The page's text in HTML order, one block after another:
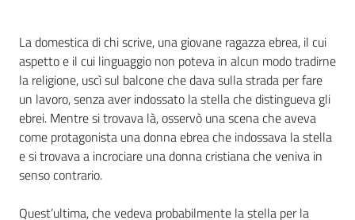
Assemblea
legislativa
Assemblea
Attività
Argomenti
La domestica di chi scrive, una giovane ragazza ebrea, il cui
aspetto e il cui linguaggio non poteva in alcun modo tradirne
la religione, uscì sul balcone che dava sulla strada per fare
un lavoro, senza aver indossato la stella che distingueva gli
ebrei. Mentre si trovava là, osservò una scena che aveva
come protagonista una donna ebrea che indossava la stella
e si trovava a incrociare una donna cristiana che veniva in
senso contrario.
Quest’ultima, che vedeva probabilmente la stella per la